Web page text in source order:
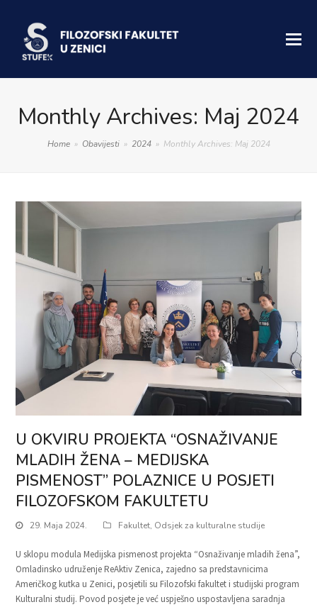
Monthly Archives: Maj 2024
Home » Obavijesti » 2024 » Monthly Archives: Maj 2024
U OKVIRU PROJEKTA “OSNAŽIVANJE
MLADIH ŽENA – MEDIJSKA
PISMENOST” POLAZNICE U POSJETI
FILOZOFSKOM FAKULTETU
29. Maja 2024. Fakultet, Odsjek za kulturalne studije
U sklopu modula Medijska pismenost projekta “Osnaživanje mladih žena”,
Omladinsko udruženje ReAktiv Zenica, zajedno sa predstavnicima
Američkog kutka u Zenici, posjetili su Filozofski fakultet i studijski program
Kulturalni studij. Povod posjete je već uspješno uspostavljena saradnja